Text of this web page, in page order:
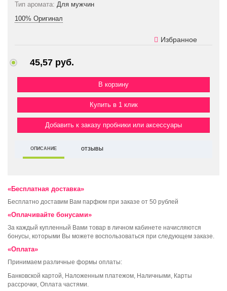
Тип аромата: Для мужчин
100% Оригинал
Избранное
45,57 руб.
Купить в 1 клик
Добавить к заказу пробники или аксессуары
ОПИСАНИЕ ОТЗЫВЫ
«Бесплатная доставка»
Бесплатно доставим Вам парфюм при заказе от 50 рублей
«Оплачивайте бонусами»
За каждый купленный Вами товар в личном кабинете начисляются
бонусы, которыми Вы можете воспользоваться при следующем заказе.
«Оплата»
Принимаем различные формы оплаты:
Банковской картой, Наложенным платежом, Наличными, Карты
рассрочки, Оплата частями.